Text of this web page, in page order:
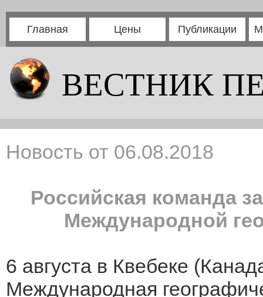
Главная Цены Публикации
ВЕСТНИК
Новость от 06.08.2018
Российская команда
Международной
6 августа в Квебеке
Международная